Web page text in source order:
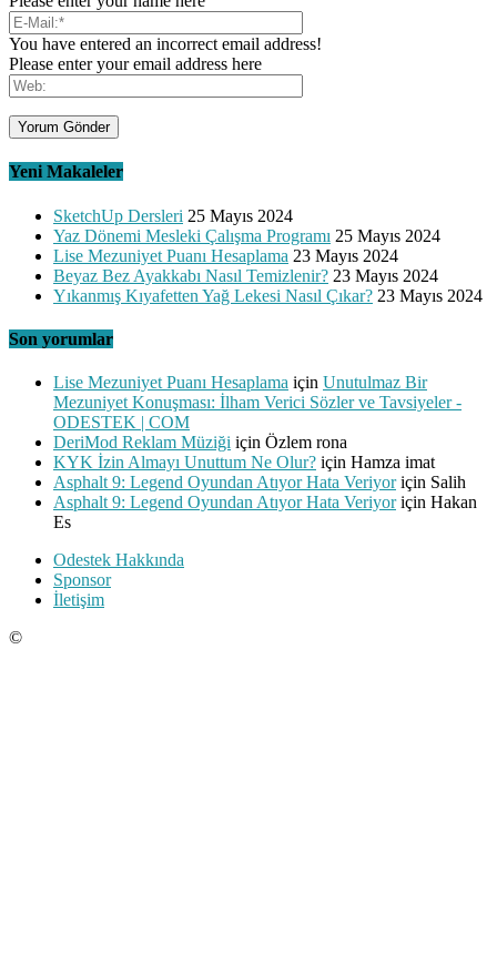
You have entered an incorrect email address!
Please enter your email address here
Yeni Makaleler
SketchUp Dersleri 25 Mayıs 2024
Yaz Dönemi Mesleki Çalışma Programı 25 Mayıs 2024
Lise Mezuniyet Puanı Hesaplama 23 Mayıs 2024
Beyaz Bez Ayakkabı Nasıl Temizlenir? 23 Mayıs 2024
Yıkanmış Kıyafetten Yağ Lekesi Nasıl Çıkar? 23 Mayıs 2024
Son yorumlar
Lise Mezuniyet Puanı Hesaplama için Unutulmaz Bir
Mezuniyet Konuşması: İlham Verici Sözler ve Tavsiyeler -
ODESTEK | COM
DeriMod Reklam Müziği için Özlem rona
KYK İzin Almayı Unuttum Ne Olur? için Hamza imat
Asphalt 9: Legend Oyundan Atıyor Hata Veriyoriçin Salih
Asphalt 9: Legend Oyundan Atıyor Hata Veriyoriçin Hakan
Es
Odestek Hakkında
Sponsor
İletişim
©